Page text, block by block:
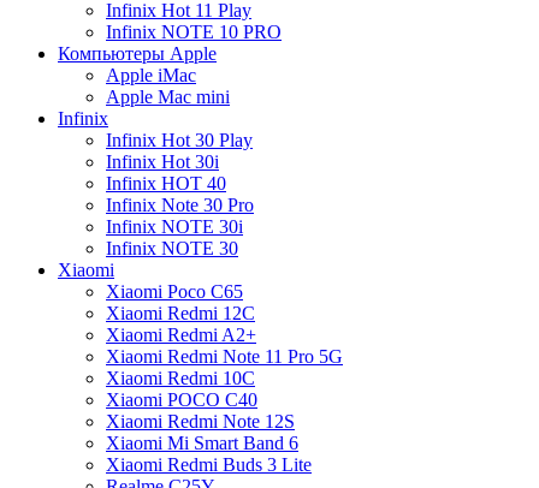
Infinix Hot 11 Play
Infinix NOTE 10 PRO
Компьютеры Apple
Apple iMac
Apple Mac mini
Infinix
Infinix Hot 30 Play
Infinix Hot 30i
Infinix HOT 40
Infinix Note 30 Pro
Infinix NOTE 30i
Infinix NOTE 30
Xiaomi
Xiaomi Poco C65
Xiaomi Redmi 12C
Xiaomi Redmi A2+
Xiaomi Redmi Note 11 Pro 5G
Xiaomi Redmi 10C
Xiaomi POCO C40
Xiaomi Redmi Note 12S
Xiaomi Mi Smart Band 6
Xiaomi Redmi Buds 3 Lite